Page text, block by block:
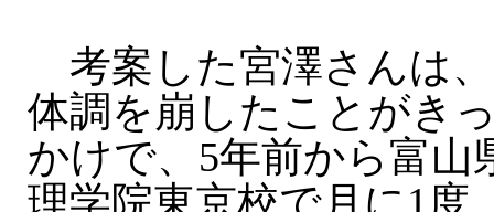
考案した宮澤さんは、
体調を崩したことがき
かけで、5年前から富山
理学院東京校で月に1度